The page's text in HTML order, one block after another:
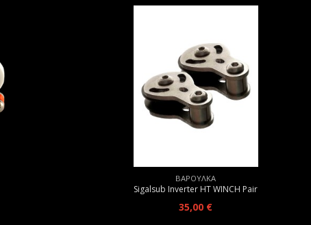
ΒΑΡΟΥΛΚΑ
Sigalsub Inverter HT WINCH Pair
35,00 €